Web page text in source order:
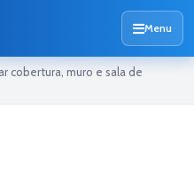
Menu
cobertura, muro e sala de